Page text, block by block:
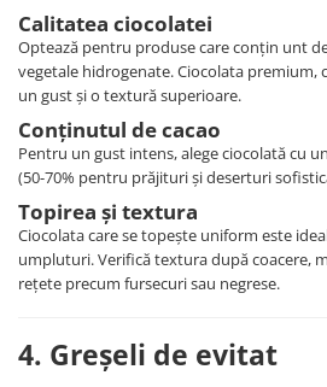
Calitatea ciocolatei
Optează pentru produse care conțin unt
vegetale hidrogenate. Ciocolata premium,
un gust și o textură superioare.
Conținutul de cacao
Pentru un gust intens, alege ciocolată cu
(50-70% pentru prăjituri și deserturi
Topirea și textura
Ciocolata care se topește uniform este
umpluturi. Verifică textura după coacere,
rețete precum fursecuri sau negrese.
4. Greșeli de evitat